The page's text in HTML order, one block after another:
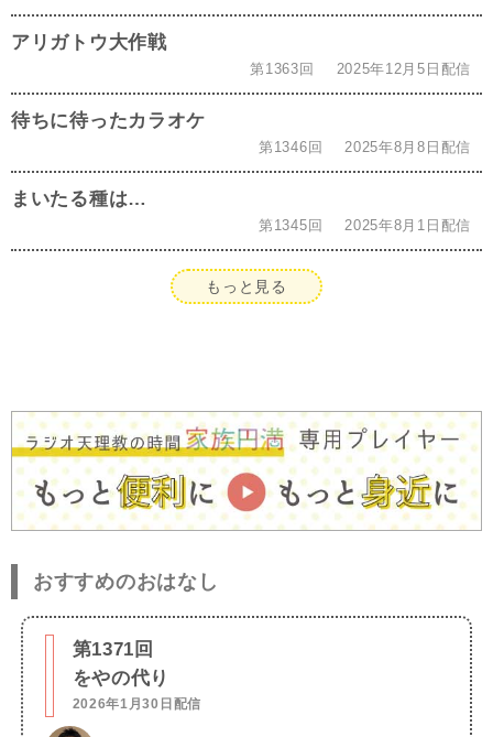
アリガトウ大作戦
第1363回 2025年12月5日配信
待ちに待ったカラオケ
第1346回 2025年8月8日配信
まいたる種は…
第1345回 2025年8月1日配信
もっと見る
おすすめのおはなし
第1371回
をやの代り
2026年1月30日配信